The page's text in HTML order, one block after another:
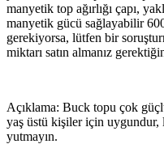
manyetik top ağırlığı çapı,
manyetik gücü sağlayabilir
gerekiyorsa, lütfen bir
miktarı satın almanız
Açıklama: Buck topu çok
yaş üstü kişiler için uygundur,
yutmayın.